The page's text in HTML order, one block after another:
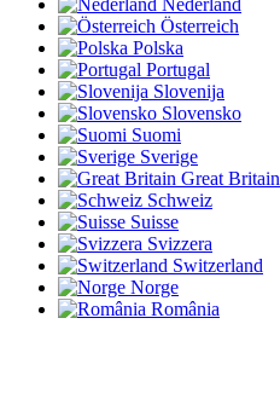
Nederland
Österreich
Polska
Portugal
Slovenija
Slovensko
Suomi
Sverige
Great Britain
Schweiz
Suisse
Svizzera
Switzerland
Norge
România